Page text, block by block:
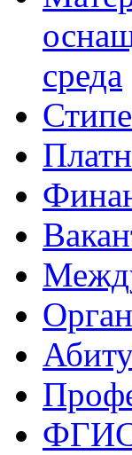
среда